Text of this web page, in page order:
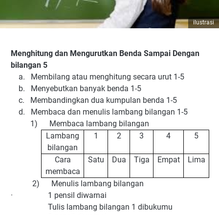
ilustrasi
Menghitung dan Mengurutkan Benda Sampai Dengan
bilangan 5
a. Membilang atau menghitung secara urut 1-5
b. Menyebutkan banyak benda 1-5
c. Membandingkan dua kumpulan benda 1-5
d. Membaca dan menulis lambang bilangan 1-5
1) Membaca lambang bilangan
Lambang
bilangan
1 2 3 4 5
Cara
membaca
Satu Dua Tiga Empat Lima
2) Menulis lambang bilangan
· 1 pensil diwarnai
Tulis lambang bilangan 1 dibukumu